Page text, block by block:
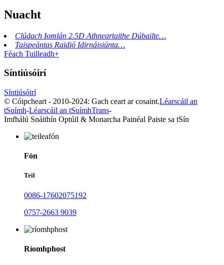
Nuacht
Clúdach Iomlán 2.5D Athneartaithe Dúbailte…
Taispeántas Raidió Idirnáisiúnta…
Féach Tuilleadh+
Síntiúsóirí
Síntiúsóirí
© Cóipcheart - 2010-2024: Gach ceart ar cosaint.Léarscáil an
tSuímh-Léarscáil an tSuímhTrans-
Imfhálú Snáithín Optúil & Monarcha Painéal Paiste sa tSín
Fón
Teil
0086-17602075192
0757-2663 9039
Ríomhphost